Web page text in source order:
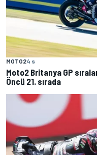
MOTO24 s
Moto2 Britanya GP
Öncü 21. sırada